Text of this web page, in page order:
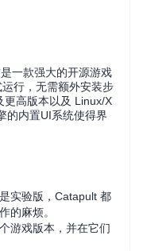
一款强大的开源游戏
行，无需额外安装步
更高版本以及 Linux/X
的内置UI系统使得界
实验版，Catapult 都
的麻烦。
游戏版本，并在它们